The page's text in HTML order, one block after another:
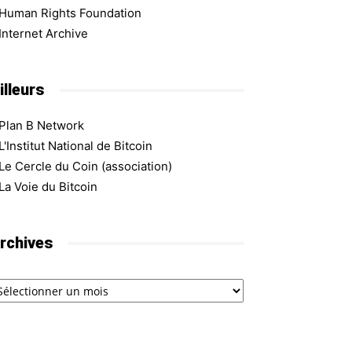
Human Rights Foundation
Internet Archive
Plan B Network
L'Institut National de Bitcoin
Le Cercle du Coin (association)
La Voie du Bitcoin